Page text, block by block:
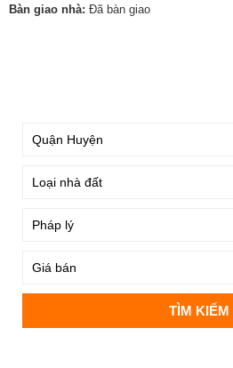
Bàn giao nhà: Đã bàn giao